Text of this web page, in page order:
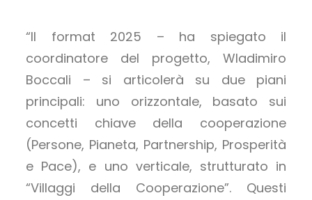
“Il format 2025 – ha spiegato il
coordinatore del progetto, Wladimiro
Boccali – si articolerà su due piani
principali: uno orizzontale, basato sui
concetti chiave della cooperazione
(Persone, Pianeta, Partnership, Prosperità
e Pace), e uno verticale, strutturato in
“Villaggi della Cooperazione”. Questi